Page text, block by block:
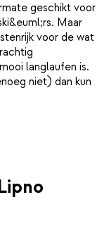
geschikt voor
Maar
voor de wat
langlaufen is.
niet) dan kun